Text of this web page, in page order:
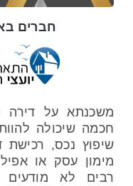
חברים
משכנתא על דירה
חכמה שיכולה
שיפוץ נכס, רכישת
מימון עסק או
רבים לא